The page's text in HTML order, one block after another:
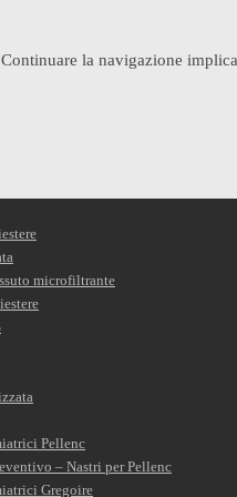
la navigazione
microfiltrante
Pellenc
– Nastri per Pellenc
Gregoire